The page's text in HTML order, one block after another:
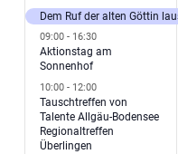
Dem Ruf der alten Göttin
09:00- 16:30
Aktionstag am
Sonnenhof
10:00- 12:00
Tauschtreffen von
Talente Allgäu-Bodensee
Regionaltreffen
Überlingen